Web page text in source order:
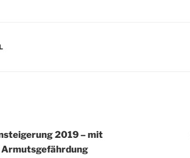
2019 – mit